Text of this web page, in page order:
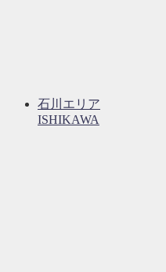
石川エリア
ISHIKAWA